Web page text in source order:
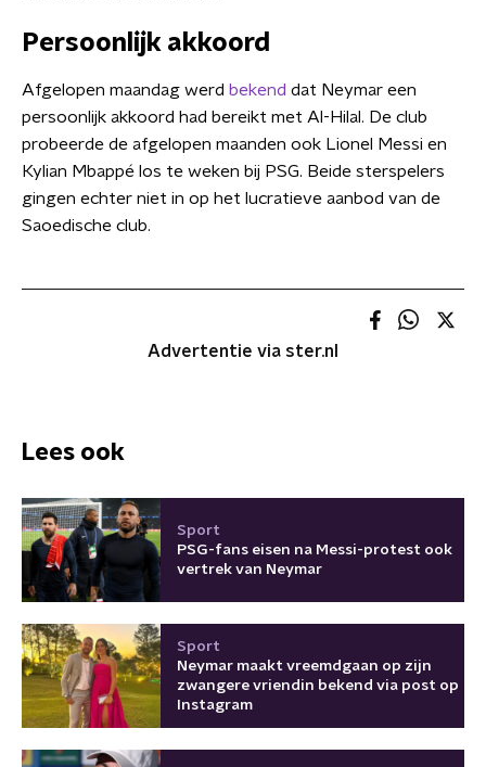
Persoonlijk akkoord
Afgelopen maandag werd bekend dat Neymar een
persoonlijk akkoord had bereikt met Al-Hilal. De club
probeerde de afgelopen maanden ook Lionel Messi en
Kylian Mbappé los te weken bij PSG. Beide sterspelers
gingen echter niet in op het lucratieve aanbod van de
Saoedische club.
Advertentie via ster.nl
Lees ook
Sport
PSG-fans eisen na Messi-protest ook
vertrek van Neymar
Sport
Neymar maakt vreemdgaan op zijn
zwangere vriendin bekend via post op
Instagram